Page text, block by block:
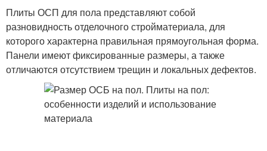
Плиты ОСП для пола представляют собой
разновидность отделочного стройматериала, для
которого характерна правильная прямоугольная форма.
Панели имеют фиксированные размеры, а также
отличаются отсутствием трещин и локальных дефектов.